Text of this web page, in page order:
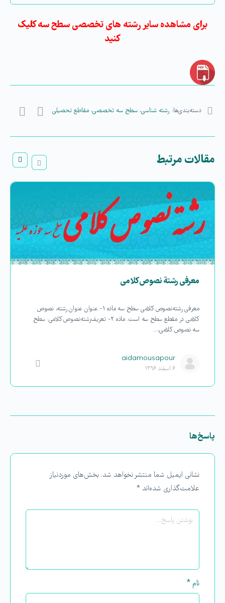
برای مشاهده سایر رشته های تخصصی سطح سه کلیک
کنید
دسته‌بندی‌ها: رشته شناسی، سطح سه تخصصی، مقاطع تحصیلی
مقالات مرتبط
معرفی رشتة نصوص کلامی
معرفی رشته نصوص کلامی سطح سه ماده ۱- عنوان عنوان رشته، نصوص
کلامی در مقطع سطح سه است. ماده ۲- تعریف رشته نصوص کلامی: سطح
سه نصوص کلامی،…
aidamousapour
۶ اسفند ۱۳۹۶
پاسخ‌ها
نشانی ایمیل شما منتشر نخواهد شد. بخش‌های موردنیاز
علامت‌گذاری شده‌اند *
نام *